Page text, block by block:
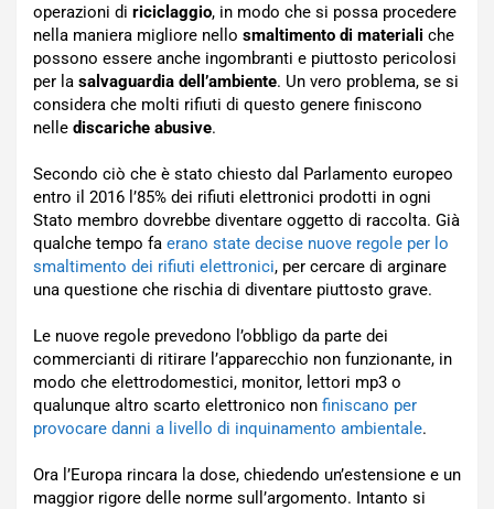
operazioni di riciclaggio, in modo che si possa procedere
nella maniera migliore nello smaltimento di materiali che
possono essere anche ingombranti e piuttosto pericolosi
per la salvaguardia dell’ambiente. Un vero problema, se si
considera che molti rifiuti di questo genere finiscono
nelle discariche abusive.
Secondo ciò che è stato chiesto dal Parlamento europeo
entro il 2016 l’85% dei rifiuti elettronici prodotti in ogni
Stato membro dovrebbe diventare oggetto di raccolta. Già
qualche tempo fa erano state decise nuove regole per lo
smaltimento dei rifiuti elettronici, per cercare di arginare
una questione che rischia di diventare piuttosto grave.
Le nuove regole prevedono l’obbligo da parte dei
commercianti di ritirare l’apparecchio non funzionante, in
modo che elettrodomestici, monitor, lettori mp3 o
qualunque altro scarto elettronico non finiscano per
provocare danni a livello di inquinamento ambientale.
Ora l’Europa rincara la dose, chiedendo un’estensione e un
maggior rigore delle norme sull’argomento. Intanto si